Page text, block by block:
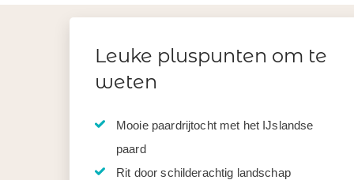
Leuke pluspunten om te
weten
Mooie paardrijtocht met het IJslandse
paard
Rit door schilderachtig landschap